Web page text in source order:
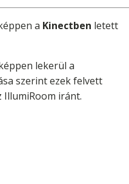
a Kinectben letett
lekerül a
szerint ezek felvett
IllumiRoom iránt.